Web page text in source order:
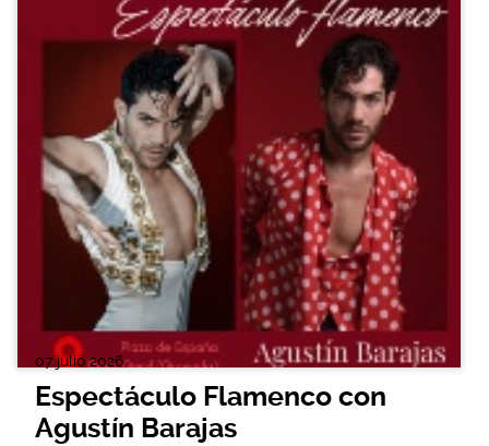
07 julio 2026
Espectáculo Flamenco con
Agustín Barajas